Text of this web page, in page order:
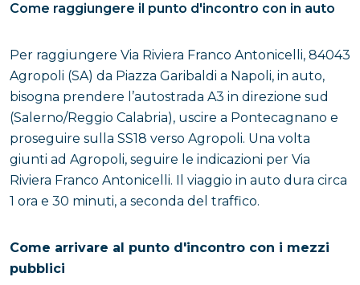
Come raggiungere il punto d'incontro con in auto
Per raggiungere Via Riviera Franco Antonicelli, 84043
Agropoli (SA) da Piazza Garibaldi a Napoli, in auto,
bisogna prendere l’autostrada A3 in direzione sud
(Salerno/Reggio Calabria), uscire a Pontecagnano e
proseguire sulla SS18 verso Agropoli. Una volta
giunti ad Agropoli, seguire le indicazioni per Via
Riviera Franco Antonicelli. Il viaggio in auto dura circa
1 ora e 30 minuti, a seconda del traffico.
Come arrivare al punto d'incontro con i mezzi
pubblici